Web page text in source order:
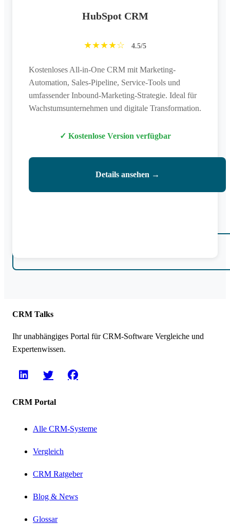
HubSpot CRM
★★★★☆ 4.5/5
Kostenloses All-in-One CRM mit Marketing-
Automation, Sales-Pipeline, Service-Tools und
umfassender Inbound-Marketing-Strategie. Ideal für
Wachstumsunternehmen und digitale Transformation.
✓ Kostenlose Version verfügbar
Details ansehen →
CRM Talks
Ihr unabhängiges Portal für CRM-Software Vergleiche und
Expertenwissen.
CRM Portal
Alle CRM-Systeme
Vergleich
CRM Ratgeber
Blog & News
Glossar